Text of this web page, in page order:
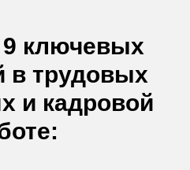
ключевых
в трудовых
и кадровой